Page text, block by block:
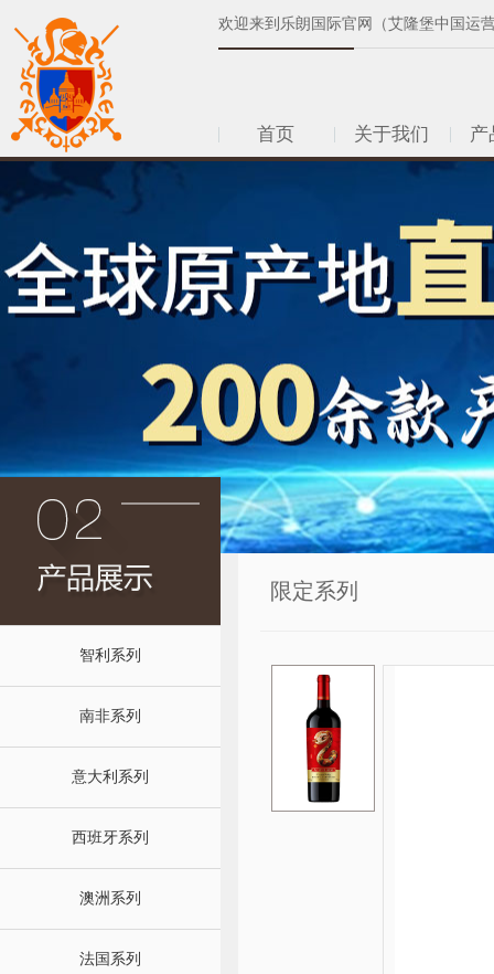
欢迎来到乐朗国际官网（艾隆堡中国运
首页 关于我们 产
智利系列
南非系列
意大利系列
西班牙系列
澳洲系列
法国系列
限定系列